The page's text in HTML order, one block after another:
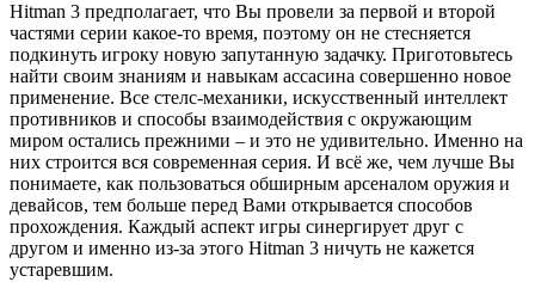
Hitman 3 предполагает, что Вы провели за первой и второй
частями серии какое-то время, поэтому он не стесняется
подкинуть игроку новую запутанную задачку. Приготовьтесь
найти своим знаниям и навыкам ассасина совершенно новое
применение. Все стелс-механики, искусственный интеллект
противников и способы взаимодействия с окружающим
миром остались прежними – и это не удивительно. Именно на
них строится вся современная серия. И всё же, чем лучше Вы
понимаете, как пользоваться обширным арсеналом оружия и
девайсов, тем больше перед Вами открывается способов
прохождения. Каждый аспект игры синергирует друг с
другом и именно из-за этого Hitman 3 ничуть не кажется
устаревшим.